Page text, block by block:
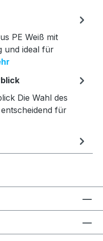
PE Weiß mit
und ideal für
Die Wahl des
für